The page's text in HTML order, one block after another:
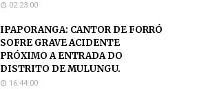
02:23:00
IPAPORANGA: CANTOR DE FORRÓ
SOFRE GRAVE ACIDENTE
PRÓXIMO A ENTRADA DO
DISTRITO DE MULUNGU.
16:44:00